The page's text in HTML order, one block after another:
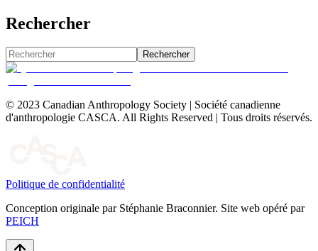
Rechercher
Rechercher
© 2023 Canadian Anthropology Society | Société canadienne
d'anthropologie CASCA. All Rights Reserved | Tous droits réservés.
Politique de confidentialité
Conception originale par Stéphanie Braconnier. Site web opéré par
PEICH